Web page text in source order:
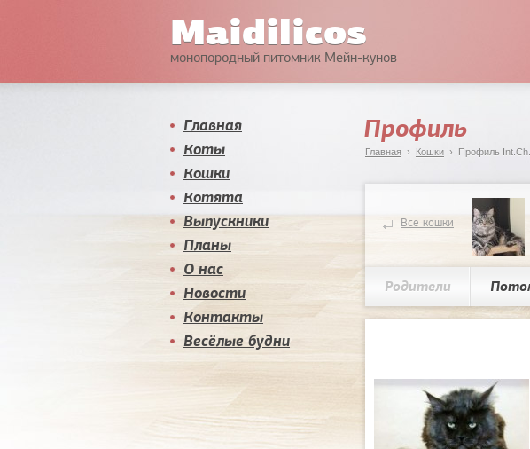
Maidilicos
монопородный питомник Мейн-кунов
Главная
Коты
Кошки
Котята
Выпускники
Планы
О нас
Новости
Контакты
Весёлые будни
Профиль
Главная › Кошки › Профиль
Все кошки
Родители